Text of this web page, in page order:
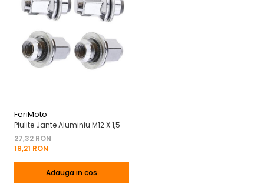
FeriMoto
Piulite Jante Aluminiu M12 X 1,5
27,32 RON
18,21 RON
Adauga in cos